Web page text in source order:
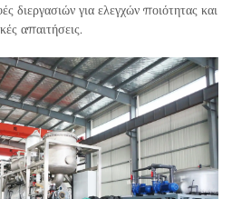
διεργασιών για ελεγχών ποιότητας και
απαιτήσεις.